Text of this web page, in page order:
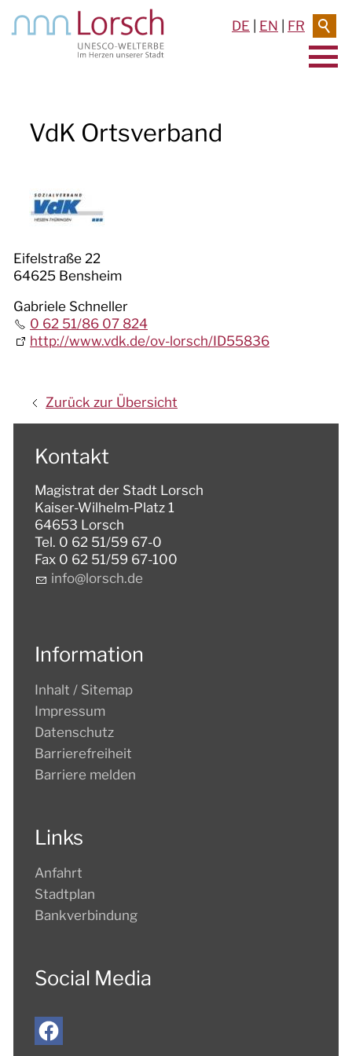
DE EN FR
RATHAUS & SERVICE
LEBEN IN LORSCH
KULTUR
VdK Ortsverband
Eifelstraße 22
64625 Bensheim
Gabriele Schneller
0 62 51/86 07 824
http://www.vdk.de/ov-lorsch/ID55836
Zurück zur Übersicht
Kontakt
Magistrat der Stadt Lorsch
Kaiser-Wilhelm-Platz 1
64653 Lorsch
Tel. 0 62 51/59 67-0
Fax 0 62 51/59 67-100
nf
l rsch d
Information
Inhalt / Sitemap
Impressum
Datenschutz
Barrierefreiheit
Barriere melden
Links
Anfahrt
Stadtplan
Bankverbindung
Social Media